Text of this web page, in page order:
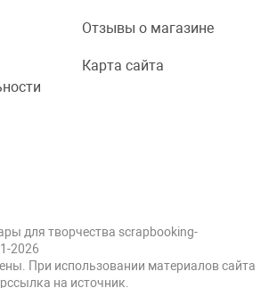
Отзывы о магазине
Карта сайта
для творчества scrapbooking-
2026
При использовании материалов сайта
на источник.